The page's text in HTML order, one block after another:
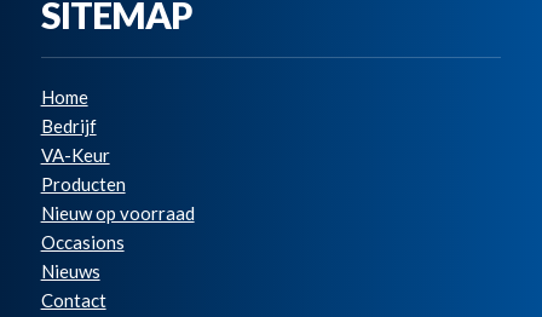
SITEMAP
Home
Bedrijf
VA-Keur
Producten
Nieuw op voorraad
Occasions
Nieuws
Contact